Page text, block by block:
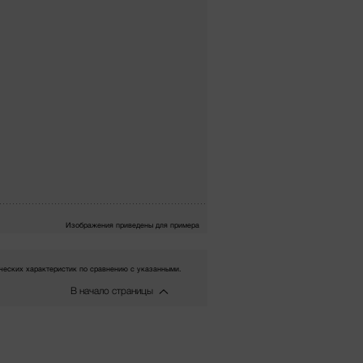
Изображения приведены для примера
характеристик по сравнению с указанными.
В начало страницы